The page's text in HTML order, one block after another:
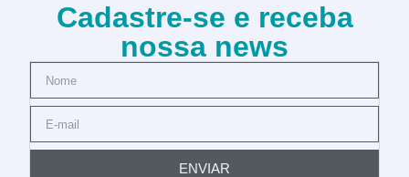
Cadastre-se e receba
nossa news
ENVIAR